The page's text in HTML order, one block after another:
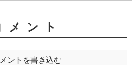
メント
ントを書き込む